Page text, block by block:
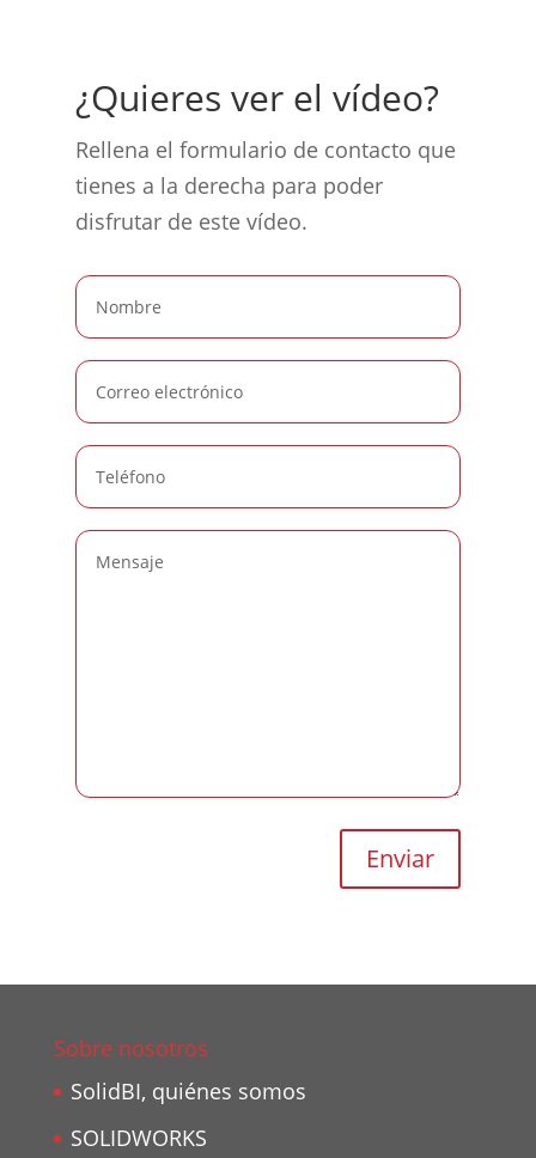
¿Quieres ver el vídeo?
Rellena el formulario de contacto que
tienes a la derecha para poder
disfrutar de este vídeo.
Sobre nosotros
SolidBI, quiénes somos
SOLIDWORKS